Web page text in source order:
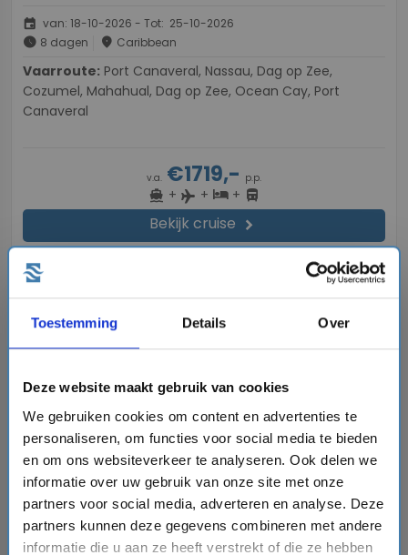
Toestemming Details Over
Deze website maakt gebruik van cookies
We gebruiken cookies om content en advertenties te
personaliseren, om functies voor social media te bieden
en om ons websiteverkeer te analyseren. Ook delen we
informatie over uw gebruik van onze site met onze
partners voor social media, adverteren en analyse. Deze
partners kunnen deze gegevens combineren met andere
informatie die u aan ze heeft verstrekt of die ze hebben
event van: 18-10-2026 - Tot: 25-10-2026
schedule 8 dagen place Caribbean
Vaarroute:
Cozumel, Mahahual, Dag op Zee, Ocean Cay, Port
Canaveral
v.a. €1719,- p.p.
directions_boat + flight + hotel+ directions_bus
Bekijk cruise chevron_right
Vergelijk
chevron_right